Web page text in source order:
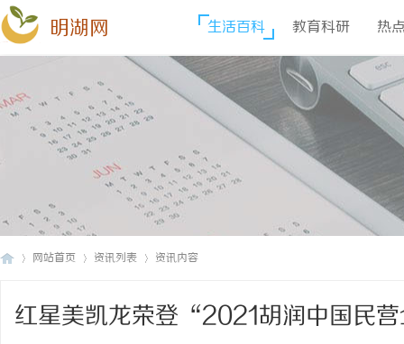
明湖网 生活百科 教育科研 热
网站首页 资讯列表 资讯内容
红星美凯龙荣登“2021胡润中国民